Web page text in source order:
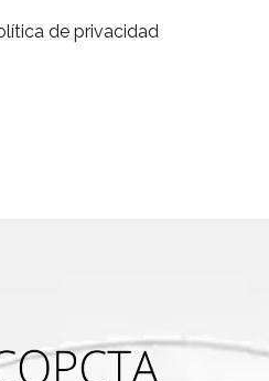
de privacidad